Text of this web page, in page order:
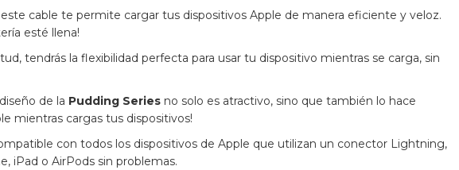
este cable te permite cargar tus dispositivos Apple de manera eficiente y veloz.
esté llena!
tendrás la flexibilidad perfecta para usar tu dispositivo mientras se carga, sin
de la Pudding Series no solo es atractivo, sino que también lo hace
mientras cargas tus dispositivos!
con todos los dispositivos de Apple que utilizan un conector Lightning,
iPad o AirPods sin problemas.